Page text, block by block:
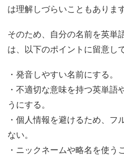
は理解しづらいこともあります
そのため、自分の名前を英単
は、以下のポイントに留意し
・発音しやすい名前にする。
・不適切な意味を持つ英単語
うにする。
・個人情報を避けるため、フ
ない。
・ニックネームや略名を使う